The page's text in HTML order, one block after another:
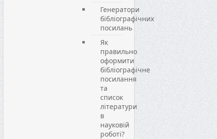
Генератори
бібліографічних
посилань
Як
правильно
оформити
бібліографічне
посилання
та
список
літератури
в
науковій
роботі?